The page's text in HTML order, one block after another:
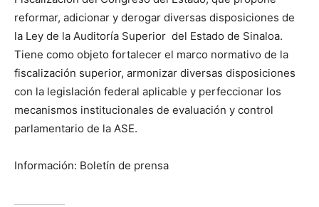
reformar, adicionar y derogar diversas disposiciones de
la Ley de la Auditoría Superior del Estado de Sinaloa.
Tiene como objeto fortalecer el marco normativo de la
fiscalización superior, armonizar diversas disposiciones
con la legislación federal aplicable y perfeccionar los
mecanismos institucionales de evaluación y control
parlamentario de la ASE.
Información: Boletín de prensa